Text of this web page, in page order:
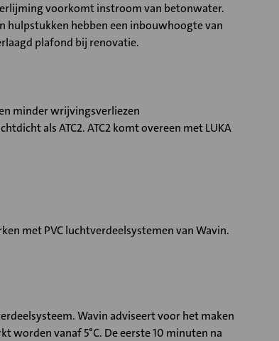
voorkomt instroom van betonwater.
hulpstukken hebben een inbouwhoogte van
plafond bij renovatie.
minder wrijvingsverliezen
als ATC2. ATC2 komt overeen met LUKA
met PVC luchtverdeelsystemen van Wavin.
Wavin adviseert voor het maken
worden vanaf 5°C. De eerste 10 minuten na